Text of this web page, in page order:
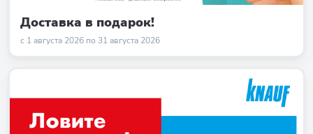
Доставка в подарок!
с 1 августа 2026 по 31 августа 2026